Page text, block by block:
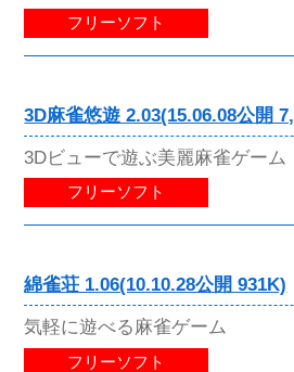
フリーソフト
3D麻雀悠遊 2.03(15.06.08公開
3Dビューで遊ぶ美麗麻雀ゲーム
フリーソフト
綿雀荘 1.06(10.10.28公開 931K)
気軽に遊べる麻雀ゲーム
フリーソフト